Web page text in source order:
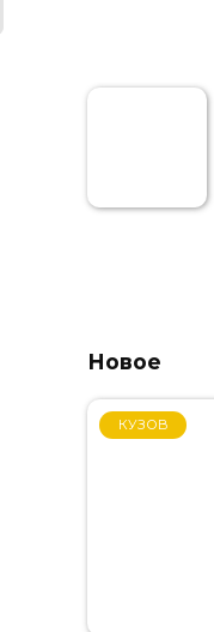
Новое
КУЗОВ